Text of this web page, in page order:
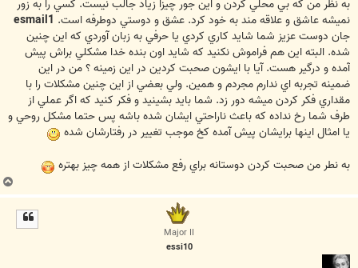
به نظر من که بي محلي کردن و اين جور چيزا زياد جالب نيست. کسي را به زور
نميشه عاشق و علاقه مند به خود کرد. عشق و دوستي دوطرفه است. esmail1
جان دوست عزيز شما شايد کاري کردي يا حرفي به زبان آوردي که اين چنين
شده. البته اين هم فراموش نکنيد که شايد اون بنده خدا مشکلي براش پيش
آمده و درگير هست. آيا با ايشون صحبت کردين در اين زمينه ؟ من در اين
ضمينه تجربه اي ندارم مجردم و همين. ولي بعضي از اين چنين مشکلات را با
مقداري فکر کردن ميشه دور زد. شما بايد بشينيد و فکر کنيد که اگر عملي از
طرف شما رخ نداده که باعث ناراحتي ايشان شده باشه پس حتما مشکل روحي و
يا امثال اينها برايشان پيش آمده کخ موجب تغيير در رفتارشان شده
به نطر من صحبت کردن دوستانه براي رفع مشکلات از همه چيز بهتره
ب
ا
Major II
essi10